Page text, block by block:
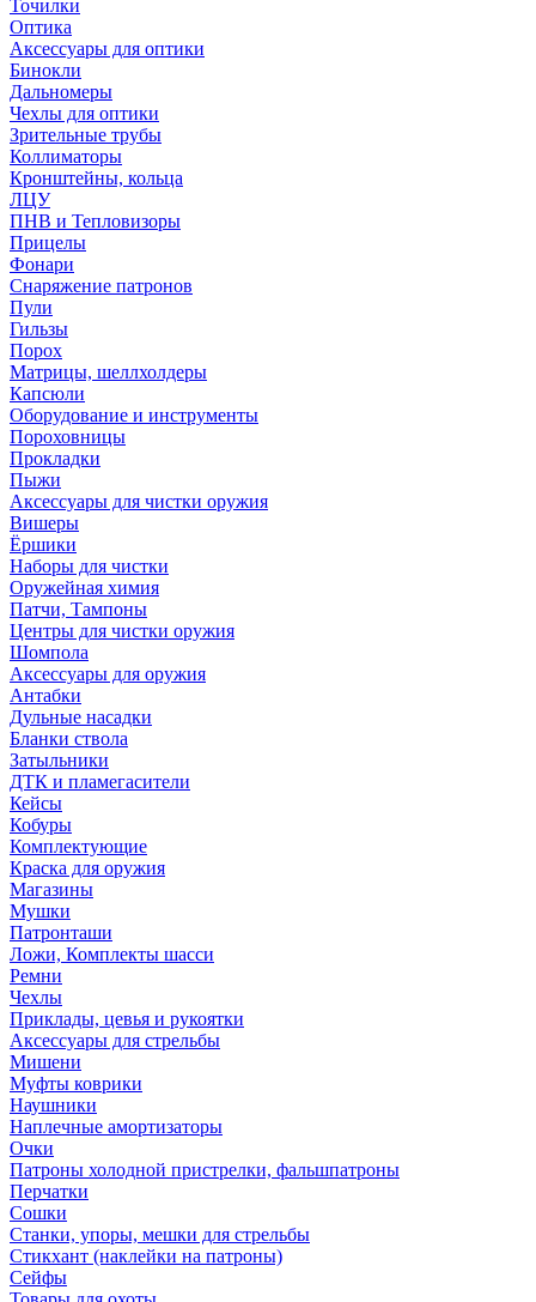
Точилки
Оптика
Аксессуары для оптики
Бинокли
Дальномеры
Чехлы для оптики
Зрительные трубы
Коллиматоры
Кронштейны, кольца
ЛЦУ
ПНВ и Тепловизоры
Прицелы
Фонари
Снаряжение патронов
Пули
Гильзы
Порох
Матрицы, шеллхолдеры
Капсюли
Оборудование и инструменты
Пороховницы
Прокладки
Пыжи
Аксессуары для чистки оружия
Вишеры
Ёршики
Наборы для чистки
Оружейная химия
Патчи, Тампоны
Центры для чистки оружия
Шомпола
Аксессуары для оружия
Антабки
Дульные насадки
Бланки ствола
Затыльники
ДТК и пламегасители
Кейсы
Кобуры
Комплектующие
Краска для оружия
Магазины
Мушки
Патронташи
Ложи, Комплекты шасси
Ремни
Чехлы
Приклады, цевья и рукоятки
Аксессуары для стрельбы
Мишени
Муфты коврики
Наушники
Наплечные амортизаторы
Очки
Патроны холодной пристрелки, фальшпатроны
Перчатки
Сошки
Станки, упоры, мешки для стрельбы
Стикхант (наклейки на патроны)
Сейфы